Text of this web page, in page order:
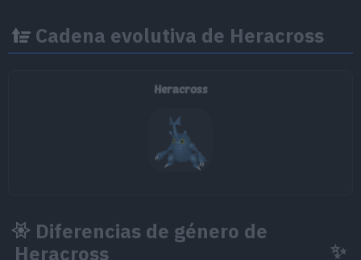
Cadena evolutiva de Heracross
Heracross
Diferencias de género de
Heracross
✨